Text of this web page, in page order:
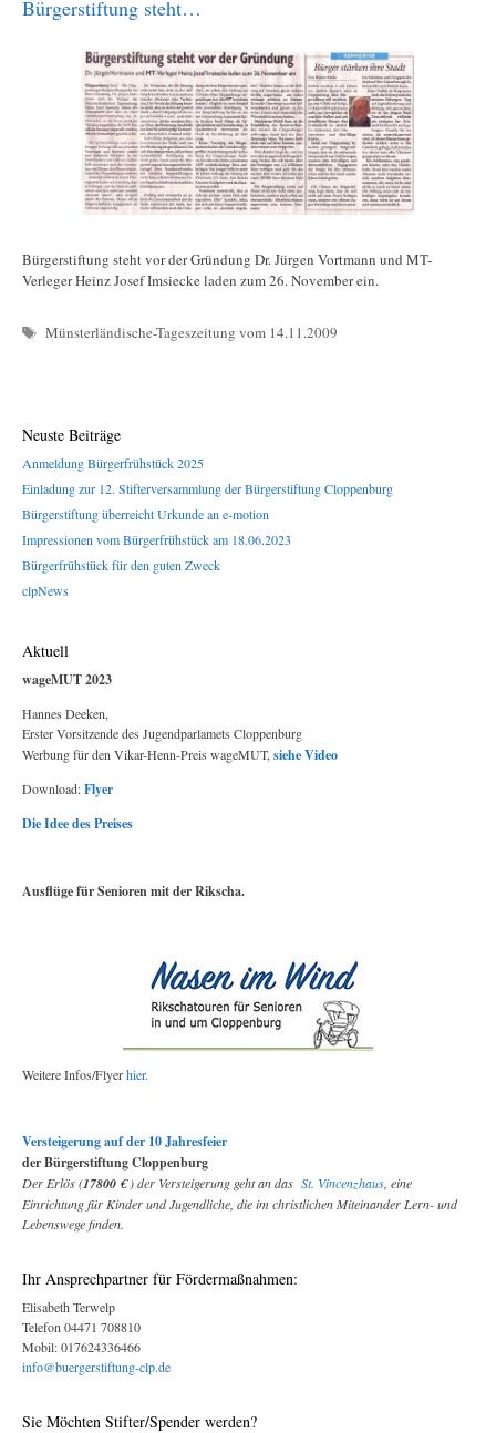
Bürgerstiftung steht…
Bürgerstiftung steht vor der Gründung Dr. Jürgen Vortmann und MT-
Verleger Heinz Josef Imsiecke laden zum 26. November ein.
Schlagwörter
Münsterländische-Tageszeitung vom 14.11.2009
Neuste Beiträge
Anmeldung Bürgerfrühstück 2025
Einladung zur 12. Stifterversammlung der Bürgerstiftung Cloppenburg
Bürgerstiftung überreicht Urkunde an e-motion
Impressionen vom Bürgerfrühstück am 18.06.2023
Bürgerfrühstück für den guten Zweck
clpNews
Aktuell
wageMUT 2023
Hannes Deeken,
Erster Vorsitzende des Jugendparlamets Cloppenburg
Werbung für den Vikar-Henn-Preis wageMUT, siehe Video
Download:Flyer
Die Idee des Preises
Ausflüge für Senioren mit der Rikscha.
Weitere Infos/Flyerhier.
Versteigerung auf der 10 Jahresfeier
der Bürgerstiftung Cloppenburg
Der Erlös (17800 €) der Versteigerung geht an das St. Vincenzhaus , eine
Einrichtung für Kinder und Jugendliche, die im christlichen Miteinander Lern- und
Lebenswege finden.
Ihr Ansprechpartner für Fördermaßnahmen:
Elisabeth Terwelp
Telefon 04471 708810
Mobil: 017624336466
info@buergerstiftung-clp.de
Sie Möchten Stifter/Spender werden?